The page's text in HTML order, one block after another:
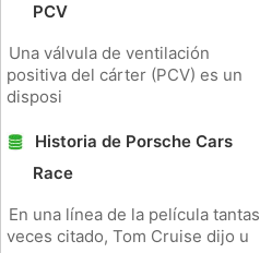
PCV
Una válvula de ventilación
positiva del cárter (PCV) es un
disposi
Historia de Porsche Cars
Race
En una línea de la película tantas
veces citado, Tom Cruise dijo u